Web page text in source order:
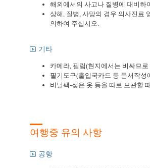
해외에서의 사고나 질병에 대비하
상해, 질병, 사망의 경우 의사진료
의하여 주십시오.
기타
카메라, 필림(현지에서는 비싸므
필기도구(출입국카드 등 문서작
비닐팩-젖은 옷 등을 따로 보관할
여행중 유의 사항
공항